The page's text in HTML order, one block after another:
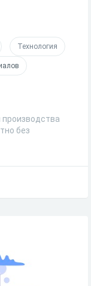
Технология
без